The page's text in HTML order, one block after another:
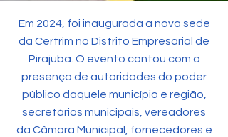
Em 2024, foi inaugurada a nova sede
da Certrim no Distrito Empresarial de
Pirajuba. O evento contou com a
presença de autoridades do poder
público daquele município e região,
secretários municipais, vereadores
da Câmara Municipal, fornecedores e